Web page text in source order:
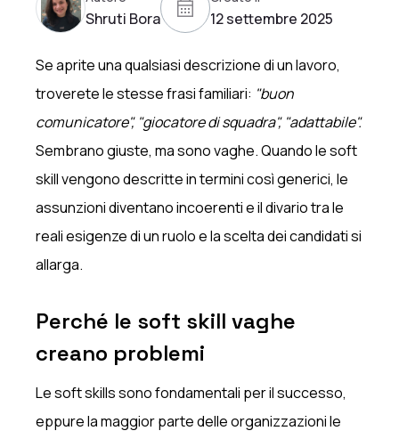
Shruti Bora 12 settembre 2025
Se aprite una qualsiasi descrizione di un lavoro,
troverete le stesse frasi familiari: "buon
comunicatore", "giocatore di squadra", "adattabile".
Sembrano giuste, ma sono vaghe. Quando le soft
skill vengono descritte in termini così generici, le
assunzioni diventano incoerenti e il divario tra le
reali esigenze di un ruolo e la scelta dei candidati si
allarga.
Perché le soft skill vaghe
creano problemi
Le soft skills sono fondamentali per il successo,
eppure la maggior parte delle organizzazioni le